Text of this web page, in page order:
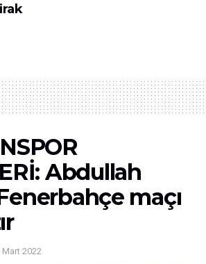
Abdullah
Fenerbahçe maçı
Mart 2022